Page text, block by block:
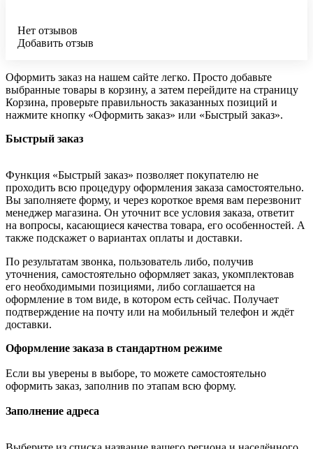
Нет отзывов
Добавить отзыв
Оформить заказ на нашем сайте легко. Просто добавьте
выбранные товары в корзину, а затем перейдите на страницу
Корзина, проверьте правильность заказанных позиций и
нажмите кнопку «Оформить заказ» или «Быстрый заказ».
Быстрый заказ
Функция «Быстрый заказ» позволяет покупателю не
проходить всю процедуру оформления заказа самостоятельно.
Вы заполняете форму, и через короткое время вам перезвонит
менеджер магазина. Он уточнит все условия заказа, ответит
на вопросы, касающиеся качества товара, его особенностей. А
также подскажет о вариантах оплаты и доставки.
По результатам звонка, пользователь либо, получив
уточнения, самостоятельно оформляет заказ, укомплектовав
его необходимыми позициями, либо соглашается на
оформление в том виде, в котором есть сейчас. Получает
подтверждение на почту или на мобильный телефон и ждёт
доставки.
Оформление заказа в стандартном режиме
Если вы уверены в выборе, то можете самостоятельно
оформить заказ, заполнив по этапам всю форму.
Заполнение адреса